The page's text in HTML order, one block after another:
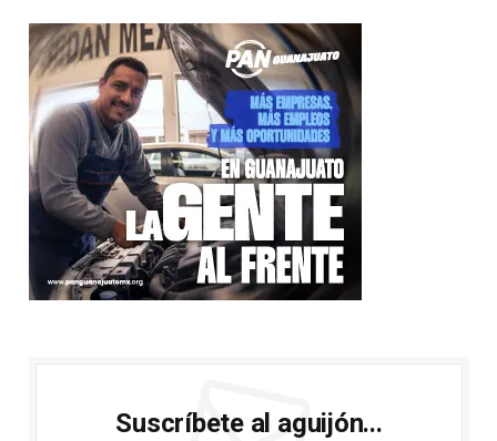
Suscríbete al aguijón...